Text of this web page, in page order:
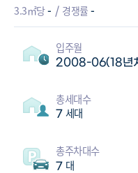
3.3㎡당- 경쟁률 -
입주월
2008-06(18년
총세대수
7 세대
총주차대수
7 대